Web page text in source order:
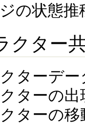
の状態推
クター
ターデ
ターの
ターの